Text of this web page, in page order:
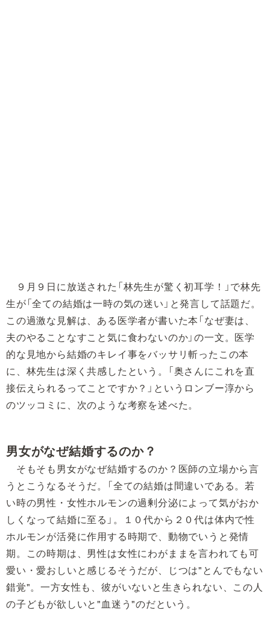
９月９日に放送された「林先生が驚く初耳学！」で林先
生が「全ての結婚は一時の気の迷い」と発言して話題だ。
この過激な見解は、ある医学者が書いた本「なぜ妻は、
夫のやることなすこと気に食わないのか」の一文。医学
的な見地から結婚のキレイ事をバッサリ斬ったこの本
に、林先生は深く共感したという。「奥さんにこれを直
接伝えられるってことですか？」というロンブー淳から
のツッコミに、次のような考察を述べた。
男女がなぜ結婚するのか？
そもそも男女がなぜ結婚するのか？医師の立場から言
うとこうなるそうだ。「全ての結婚は間違いである。若
い時の男性・女性ホルモンの過剰分泌によって気がおか
しくなって結婚に至る」。１０代から２０代は体内で性
ホルモンが活発に作用する時期で、動物でいうと発情
期。この時期は、男性は女性にわがままを言われても可
愛い・愛おしいと感じるそうだが、じつは"とんでもない
錯覚"。一方女性も、彼がいないと生きられない、この人
の子どもが欲しいと"血迷う"のだという。